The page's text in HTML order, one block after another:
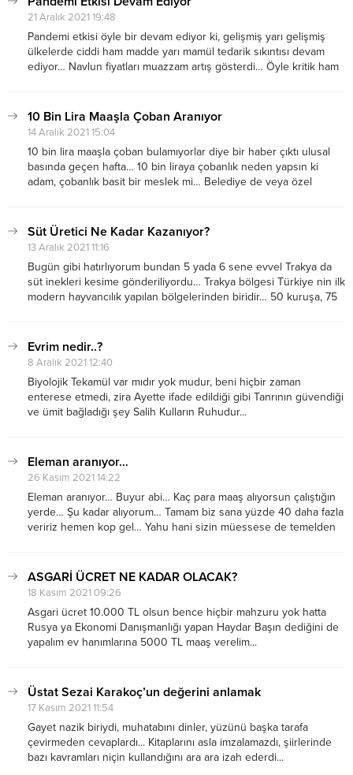
21 Aralık 2021 19:48
Pandemi etkisi öyle bir devam ediyor ki, gelişmiş yarı gelişmiş
ülkelerde ciddi ham madde yarı mamül tedarik sıkıntısı devam
ediyor… Navlun fiyatları muazzam artış gösterdi… Öyle kritik ham
10 Bin Lira Maaşla Çoban Aranıyor
14 Aralık 2021 15:04
10 bin lira maaşla çoban bulamıyorlar diye bir haber çıktı ulusal
basında geçen hafta… 10 bin liraya çobanlık neden yapsın ki
adam, çobanlık basit bir meslek mi… Belediye de veya özel
Süt Üretici Ne Kadar Kazanıyor?
13 Aralık 2021 11:16
Bugün gibi hatırlıyorum bundan 5 yada 6 sene evvel Trakya da
süt inekleri kesime gönderiliyordu… Trakya bölgesi Türkiye nin ilk
modern hayvancılık yapılan bölgelerinden biridir… 50 kuruşa, 75
Evrim nedir..?
8 Aralık 2021 12:40
Biyolojik Tekamül var mıdır yok mudur, beni hiçbir zaman
enterese etmedi, zira Ayette ifade edildiği gibi Tanrının güvendiği
ve ümit bağladığı şey Salih Kulların Ruhudur...
Eleman aranıyor…
26 Kasım 2021 14:22
Eleman aranıyor… Buyur abi… Kaç para maaş alıyorsun çalıştığın
yerde… Şu kadar alıyorum… Tamam biz sana yüzde 40 daha fazla
veririz hemen kop gel… Yahu hani sizin müessese de temelden
ASGARİ ÜCRET NE KADAR OLACAK?
18 Kasım 2021 09:26
Asgari ücret 10.000 TL olsun bence hiçbir mahzuru yok hatta
Rusya ya Ekonomi Danışmanlığı yapan Haydar Başın dediğini de
yapalım ev hanımlarına 5000 TL maaş verelim...
Üstat Sezai Karakoç’un değerini anlamak
17 Kasım 2021 11:54
Gayet nazik biriydi, muhatabını dinler, yüzünü başka tarafa
çevirmeden cevaplardı... Kitaplarını asla imzalamazdı, şiirlerinde
bazı kavramları niçin kullandığını ara ara izah ederdi...